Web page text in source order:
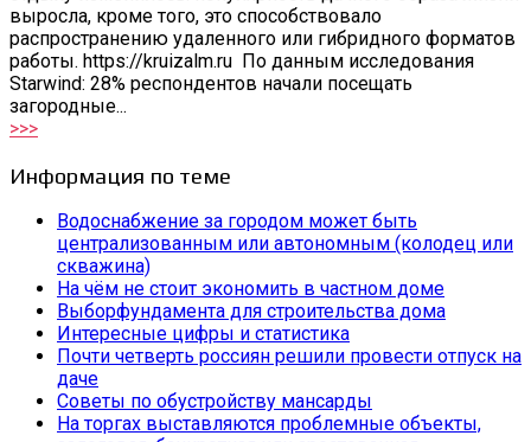
выросла, кроме того, это способствовало
распространению удаленного или гибридного форматов
работы. https://kruizalm.ru По данным исследования
Starwind: 28% респондентов начали посещать
загородные...
>>>
Информация по теме
Водоснабжение за городом может быть
централизованным или автономным (колодец или
скважина)
На чём не стоит экономить в частном доме
Выборфундамента для строительства дома
Интересные цифры и статистика
Почти четверть россиян решили провести отпуск на
даче
Советы по обустройству мансарды
На торгах выставляются проблемные объекты,